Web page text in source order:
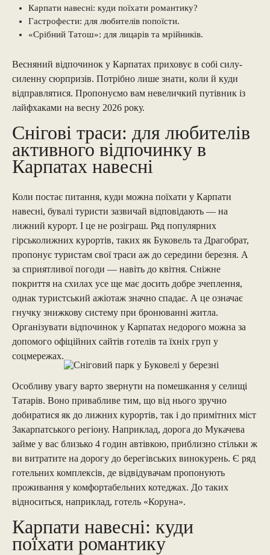
Карпати навесні: куди поїхати романтику?
Гастрофести: для любителів попоїсти.
«Срібний Татош»: для лицарів та мрійників.
Весняний відпочинок у Карпатах приховує в собі силу-
силенну сюрпризів. Потрібно лише знати, коли й куди
відправлятися. Пропонуємо вам невеличкий путівник із
лайфхаками на весну 2026 року.
Снігові траси: для любителів
активного відпочинку в
Карпатах навесні
Коли постає питання, куди можна поїхати у Карпати
навесні, бувалі туристи зазвичай відповідають — на
лижний курорт. І це не розіграш. Ряд популярних
гірськолижних курортів, таких як Буковель та Драгобрат,
пропонує туристам свої траси аж до середини березня. А
за сприятливої погоди — навіть до квітня. Сніжне
покриття на схилах усе ще має досить добре зчеплення,
однак туристський ажіотаж значно спадає. А це означає
гнучку знижкову систему при бронюванні житла.
Організувати відпочинок у Карпатах недорого можна за
допомого офіційних сайтів готелів та їхніх груп у
соцмережах.
Особливу увагу варто звернути на помешкання у селищі
Татарів. Воно привабливе тим, що від нього зручно
добиратися як до лижних курортів, так і до примітних міст
Закарпатського регіону. Наприклад, дорога до Мукачева
займе у вас близько 4 годин автівкою, приблизно стільки ж
ви витратите на дорогу до берегівських винокурень. Є ряд
готельних комплексів, де відвідувачам пропонують
проживання у комфортабельних котеджах. До таких
відноситься, наприклад, готель «Коруна».
Карпати навесні: куди
поїхати романтику